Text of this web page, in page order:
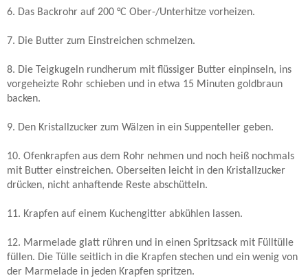
6. Das Backrohr auf 200 °C Ober-/Unterhitze vorheizen.
7. Die Butter zum Einstreichen schmelzen.
8. Die Teigkugeln rundherum mit flüssiger Butter einpinseln, ins
vorgeheizte Rohr schieben und in etwa 15 Minuten goldbraun
backen.
9. Den Kristallzucker zum Wälzen in ein Suppenteller geben.
10. Ofenkrapfen aus dem Rohr nehmen und noch heiß nochmals
mit Butter einstreichen. Oberseiten leicht in den Kristallzucker
drücken, nicht anhaftende Reste abschütteln.
11. Krapfen auf einem Kuchengitter abkühlen lassen.
12. Marmelade glatt rühren und in einen Spritzsack mit Fülltülle
füllen. Die Tülle seitlich in die Krapfen stechen und ein wenig von
der Marmelade in jeden Krapfen spritzen.